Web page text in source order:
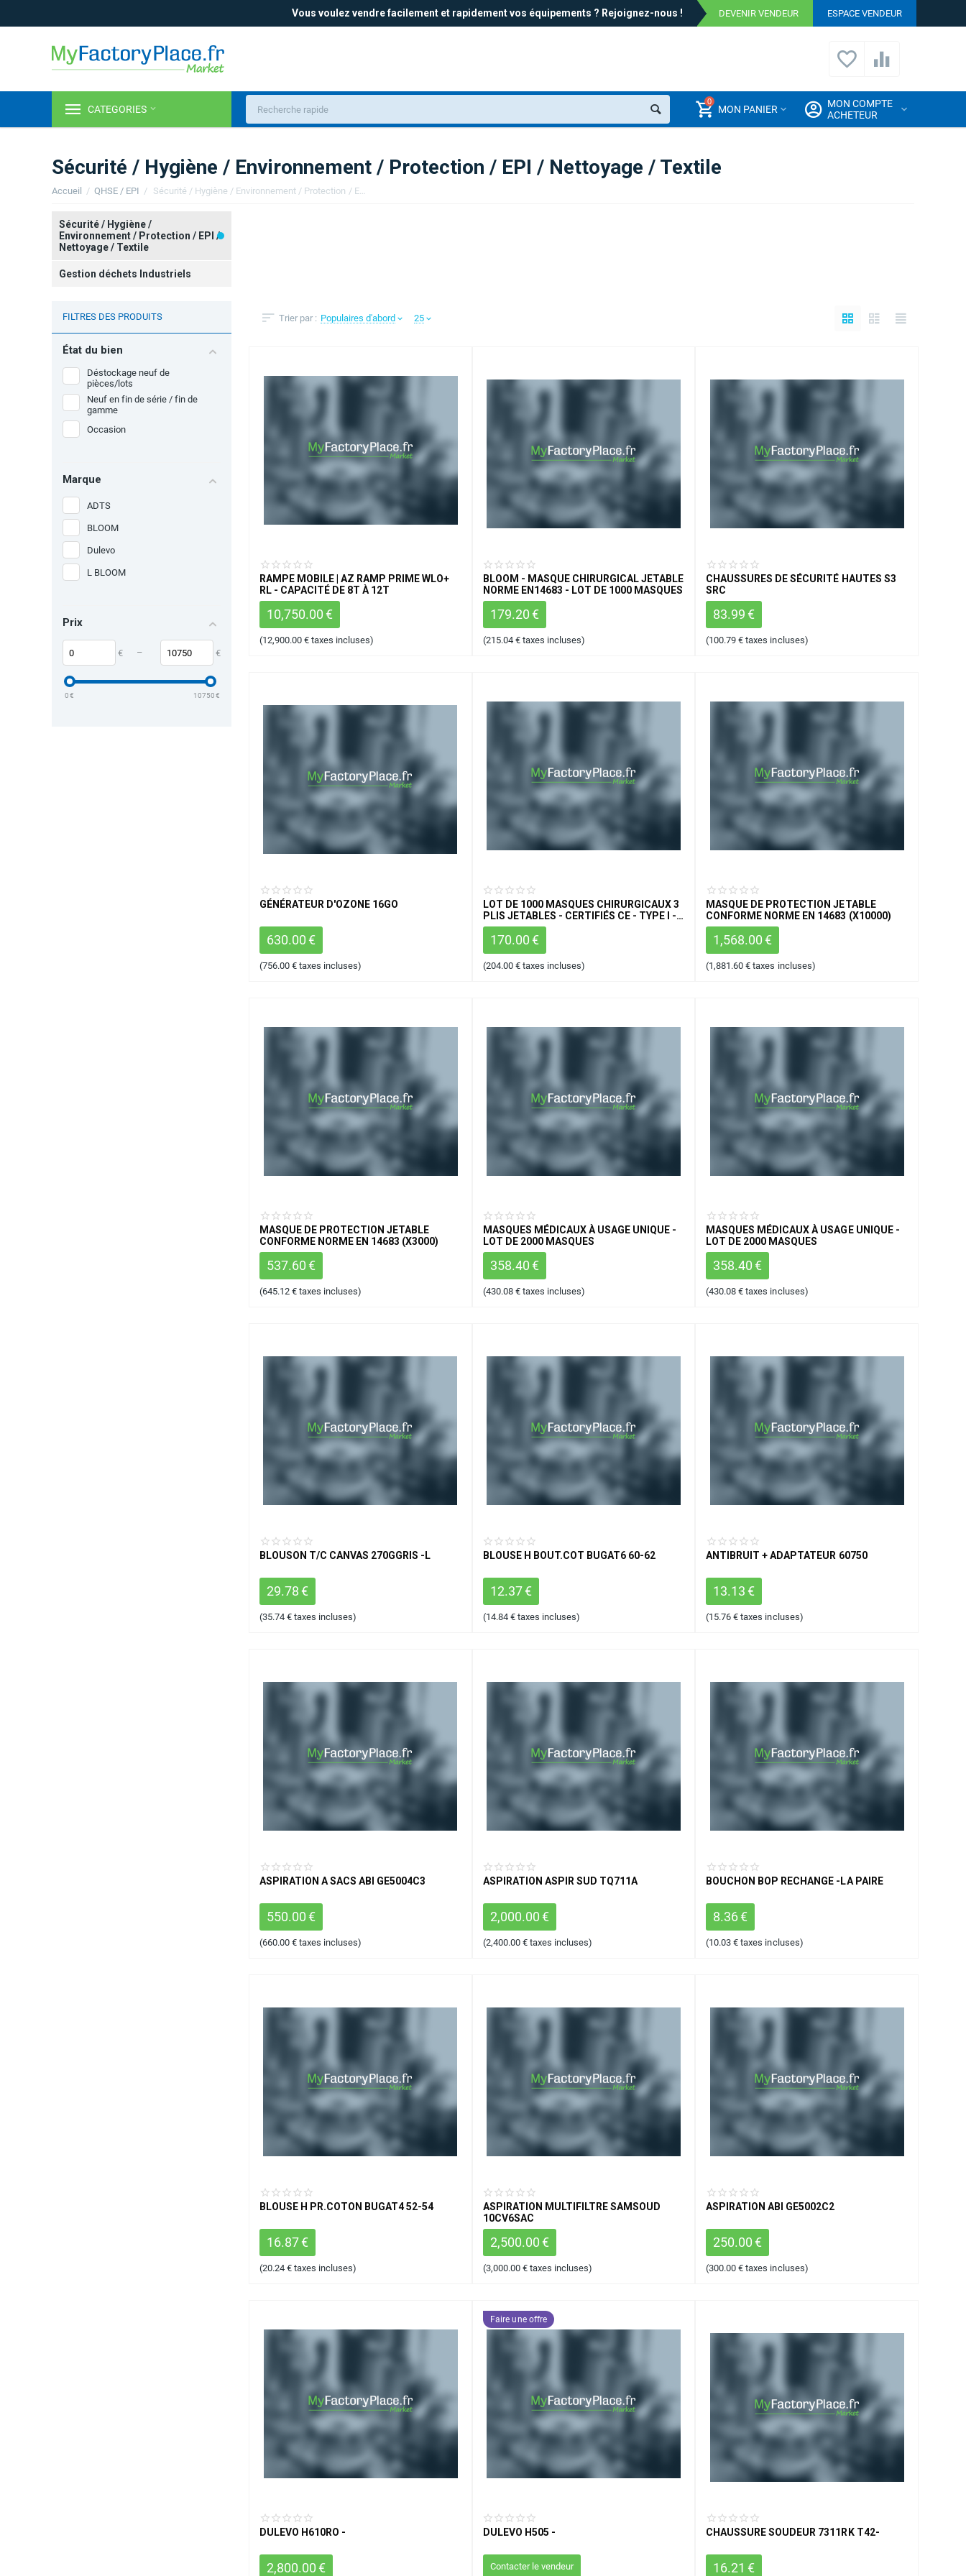
DEVENIR VENDEUR ESPACE VENDEUR
Vous voulez vendre facilement et rapidement vos équipements ? Rejoignez-nous !
CATEGORIES
MON COMPTE
ACHETEUR
0
MON PANIER
Sécurité / Hygiène / Environnement / Protection / EPI / Nettoyage / Textile
Accueil / QHSE / EPI / Sécurité / Hygiène / Environnement / Protection / EPI / Nettoyage / Textile
Trier par : Populaires d'abord 25
RAMPE MOBILE | AZ RAMP PRIME WLO+
RL - CAPACITÉ DE 8T À 12T
10,750.00€
(12,900.00 € taxes incluses)
BLOOM - MASQUE CHIRURGICAL JETABLE
NORME EN14683 - LOT DE 1000 MASQUES
179.20€
(215.04 €taxes incluses)
CHAUSSURES DE SÉCURITÉ HAUTES S3
SRC
83.99 €
(100.79 € taxes incluses)
GÉNÉRATEUR D'OZONE 16GO
630.00€
(756.00 € taxes incluses)
LOT DE 1000 MASQUES CHIRURGICAUX 3
PLIS JETABLES - CERTIFIÉS CE - TYPE I -
NORME EN14683:2019
170.00€
(204.00 €taxes incluses)
MASQUE DE PROTECTION JETABLE
CONFORME NORME EN 14683 (X10000)
1,568.00 €
(1,881.60 € taxes incluses)
MASQUE DE PROTECTION JETABLE
CONFORME NORME EN 14683 (X3000)
537.60€
(645.12 € taxes incluses)
MASQUES MÉDICAUX À USAGE UNIQUE -
LOT DE 2000 MASQUES
358.40€
(430.08 €taxes incluses)
MASQUES MÉDICAUX À USAGE UNIQUE -
LOT DE 2000 MASQUES
358.40 €
(430.08 € taxes incluses)
BLOUSON T/C CANVAS 270GGRIS -L
29.78€
(35.74 € taxes incluses)
BLOUSE H BOUT.COT BUGAT6 60-62
12.37€
(14.84 €taxes incluses)
ANTIBRUIT + ADAPTATEUR 60750
13.13 €
(15.76 € taxes incluses)
ASPIRATION A SACS ABI GE5004C3
550.00€
(660.00 € taxes incluses)
ASPIRATION ASPIR SUD TQ711A
2,000.00€
(2,400.00 €taxes incluses)
BOUCHON BOP RECHANGE -LA PAIRE
8.36€
(10.03 € taxes incluses)
BLOUSE H PR.COTON BUGAT4 52-54
16.87€
(20.24 € taxes incluses)
ASPIRATION MULTIFILTRE SAMSOUD
10CV6SAC
2,500.00€
(3,000.00 €taxes incluses)
ASPIRATION ABI GE5002C2
250.00 €
(300.00 € taxes incluses)
DULEVO H610RO -
2,800.00€
Faire une offre
DULEVO H505 -
Contacter le vendeur
CHAUSSURE SOUDEUR 7311RK T42-
16.21 €
Sécurité / Hygiène /
Environnement / Protection / EPI /
Nettoyage / Textile
Gestion déchets Industriels
FILTRES DES PRODUITS
État du bien
Déstockage neuf de
pièces/lots
Neuf en fin de série / fin de
gamme
Occasion
Marque
ADTS
BLOOM
Dulevo
L BLOOM
Prix
€ – €
0€ 10750€